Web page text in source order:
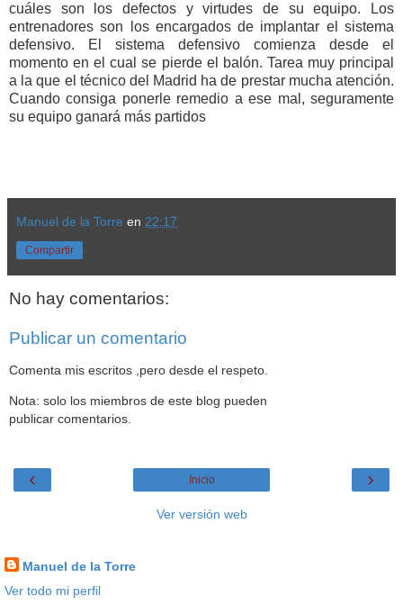
cuáles son los defectos y virtudes de su equipo. Los
entrenadores son los encargados de implantar el sistema
defensivo. El sistema defensivo comienza desde el
momento en el cual se pierde el balón. Tarea muy principal
a la que el técnico del Madrid ha de prestar mucha atención.
Cuando consiga ponerle remedio a ese mal, seguramente
su equipo ganará más partidos
Manuel de la Torre en 22:17
Compartir
No hay comentarios:
Publicar un comentario
Comenta mis escritos ,pero desde el respeto.
Nota: solo los miembros de este blog pueden
publicar comentarios.
‹ ›
Inicio
Ver versión web
Manuel de la Torre
Ver todo mi perfil